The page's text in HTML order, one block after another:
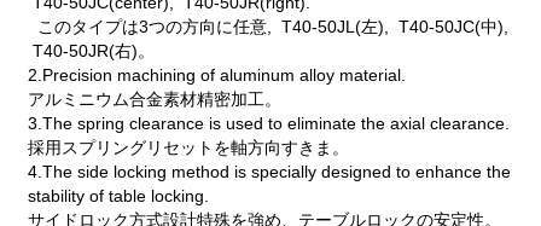
このタイプは3つの方向に任意, T40-50JL(左), T40-50JC(中),
T40-50JR(右)。
2.Precision machining of aluminum alloy material.
アルミニウム合金素材精密加工。
3.The spring clearance is used to eliminate the axial clearance.
採用スプリングリセットを軸方向すきま。
4.The side locking method is specially designed to enhance the
stability of table locking.
サイドロック方式設計特殊を強め、テーブルロックの安定性。